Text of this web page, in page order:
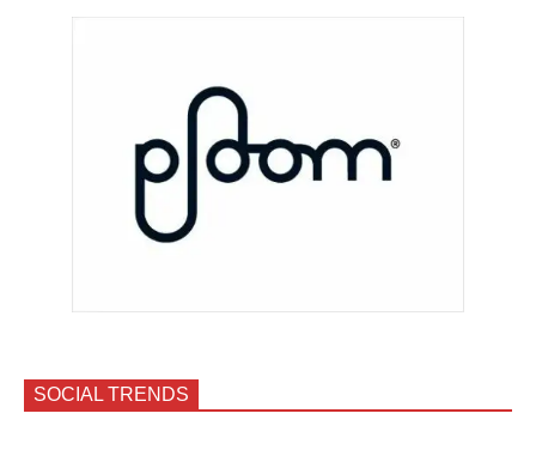
SOCIAL TRENDS